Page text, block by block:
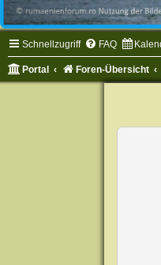
Schnellzugriff FAQ
Portal Foren-Übersicht